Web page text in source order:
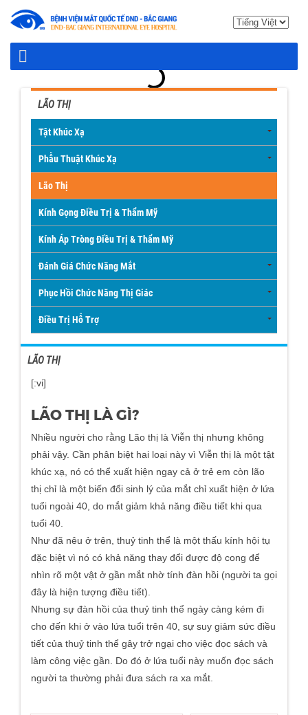
LÃO THỊ
Tật Khúc Xạ
Phẫu Thuật Khúc Xạ
Lão Thị
Kính Gọng Điều Trị & Thẩm Mỹ
Kính Áp Tròng Điều Trị & Thẩm Mỹ
Đánh Giá Chức Năng Mắt
Phục Hồi Chức Năng Thị Giác
Điều Trị Hỗ Trợ
LÃO THỊ
[:vi]
LÃO THỊ LÀ GÌ?
Nhiều người cho rằng Lão thị là Viễn thị nhưng không
phải vậy. Cần phân biệt hai loại này vì Viễn thị là một tật
khúc xạ, nó có thể xuất hiện ngay cả ở trẻ em còn lão
thị chỉ là một biến đổi sinh lý của mắt chỉ xuất hiện ở lứa
tuổi ngoài 40, do mắt giảm khả năng điều tiết khi qua
tuổi 40.
Như đã nêu ở trên, thuỷ tinh thể là một thấu kính hội tụ
đặc biệt vì nó có khả năng thay đổi được độ cong để
nhìn rõ một vật ở gần mắt nhờ tính đàn hồi (người ta gọi
đây là hiện tượng điều tiết).
Nhưng sự đàn hồi của thuỷ tinh thể ngày càng kém đi
cho đến khi ở vào lứa tuổi trên 40, sự suy giảm sức điều
tiết của thuỷ tinh thể gây trở ngại cho việc đọc sách và
làm công việc gần. Do đó ở lứa tuổi này muốn đọc sách
người ta thường phải đưa sách ra xa mắt.